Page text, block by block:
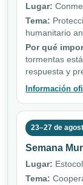
Lugar:
Tema:
humanitario
Por qué
tormentas
respuesta y
Información
23–27 de
Semana
Lugar:
Tema: